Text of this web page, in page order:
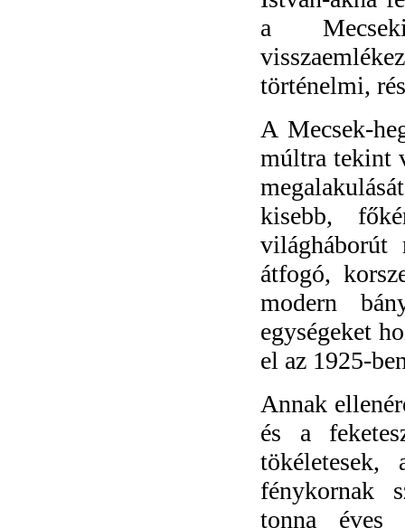
a
történelmi,
A Mecsek-
múltra tekint
kisebb,
átfogó,
modern
egységeket
el az 1925-
Annak
és a
fénykornak
tonna éves